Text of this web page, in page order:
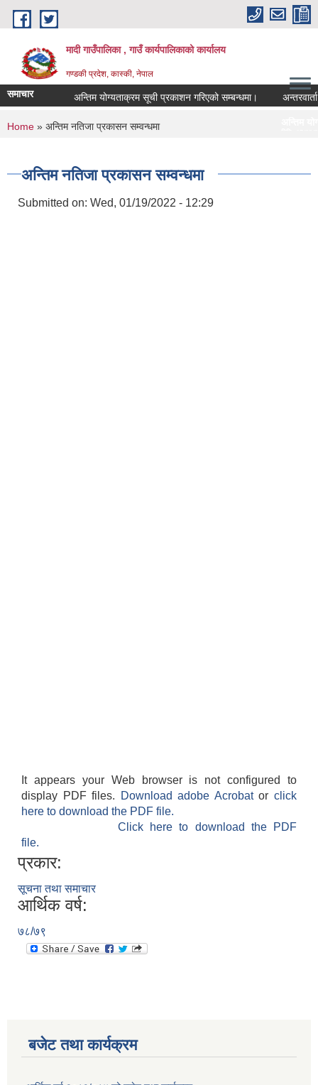
Skip to main content
मादी गाउँपालिका , गाउँ कार्यपालिकाको कार्यालय
गण्डकी प्रदेश, कास्की, नेपाल
समाचार अन्तिम योग्यताक्रम सूची प्रकाशन गरिएको सम्बन्धमा। अन्तरवार्ता
You are here
Home » अन्तिम नतिजा प्रकासन सम्वन्धमा
अन्तिम नतिजा प्रकासन सम्वन्धमा
Submitted on: Wed, 01/19/2022 - 12:29
It appears your Web browser is not configured to
display PDF files.
Download adobe Acrobatorclick
here to download the PDF file.
Click here to download the PDF
file.
प्रकार:
सूचना तथा समाचार
आर्थिक वर्ष:
७८/७९
बजेट तथा कार्यक्रम